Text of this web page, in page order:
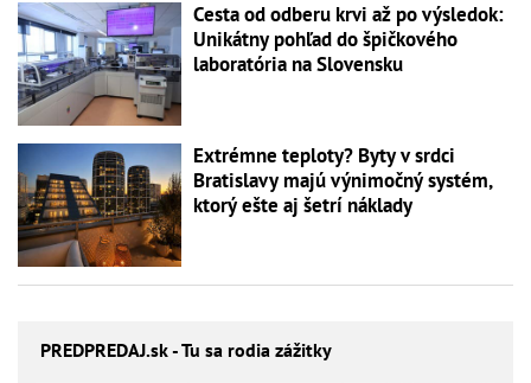
Cesta od odberu krvi až po výsledok:
Unikátny pohľad do špičkového
laboratória na Slovensku
Extrémne teploty? Byty v srdci
Bratislavy majú výnimočný systém,
ktorý ešte aj šetrí náklady
PREDPREDAJ.sk - Tu sa rodia zážitky